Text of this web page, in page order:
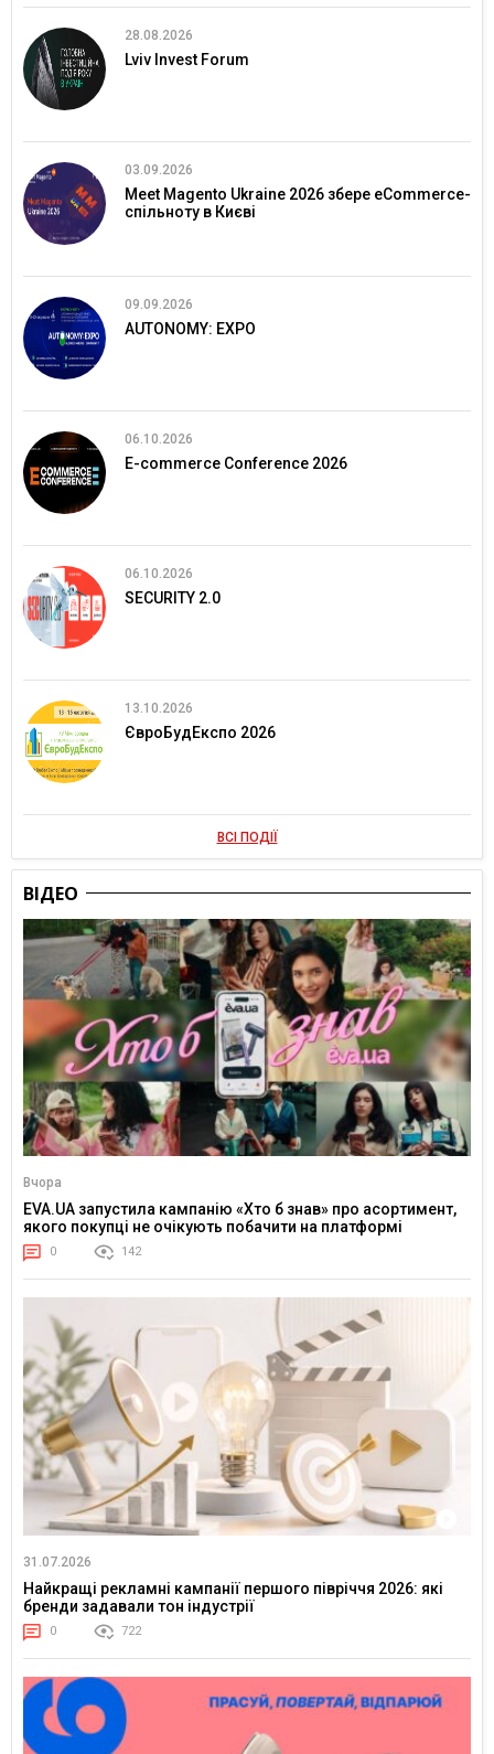
28.08.2026
Lviv Invest Forum
03.09.2026
Meet Magento Ukraine 2026 збере eCommerce-
спільноту в Києві
09.09.2026
AUTONOMY: EXPO
06.10.2026
E-commerce Conference 2026
06.10.2026
SECURITY 2.0
13.10.2026
ЄвроБудЕкспо 2026
ВСІ ПОДІЇ
ВІДЕО
Вчора
EVA.UA запустила кампанію «Хто б знав» про асортимент,
якого покупці не очікують побачити на платформі
0 142
31.07.2026
Найкращі рекламні кампанії першого півріччя 2026: які
бренди задавали тон індустрії
0 722